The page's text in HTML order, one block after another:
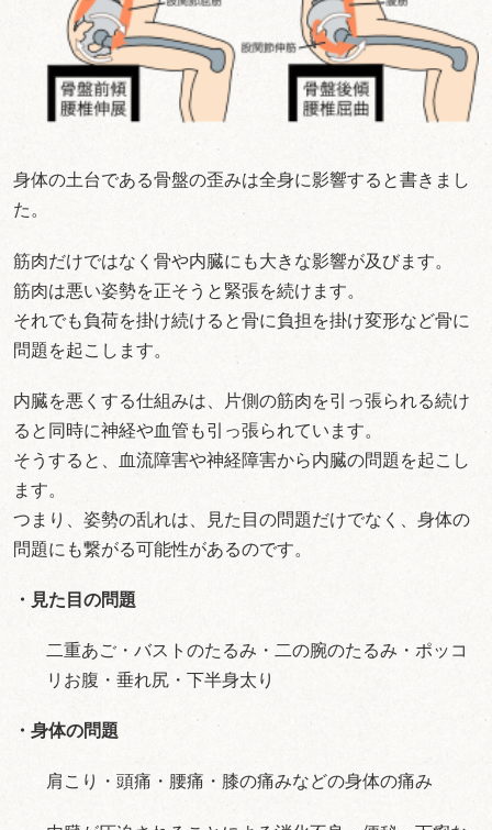
身体の土台である骨盤の歪みは全身に影響すると書きまし
た。
筋肉だけではなく骨や内臓にも大きな影響が及びます。
筋肉は悪い姿勢を正そうと緊張を続けます。
それでも負荷を掛け続けると骨に負担を掛け変形など骨に
問題を起こします。
内臓を悪くする仕組みは、片側の筋肉を引っ張られる続け
ると同時に神経や血管も引っ張られています。
そうすると、血流障害や神経障害から内臓の問題を起こし
ます。
つまり、姿勢の乱れは、見た目の問題だけでなく、身体の
問題にも繋がる可能性があるのです。
・見た目の問題
二重あご・バストのたるみ・二の腕のたるみ・ポッコ
リお腹・垂れ尻・下半身太り
・身体の問題
肩こり・頭痛・腰痛・膝の痛みなどの身体の痛み